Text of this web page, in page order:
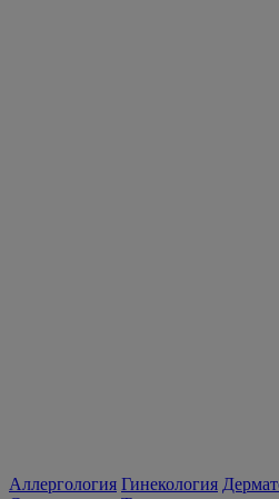
Аллергология Гинекология